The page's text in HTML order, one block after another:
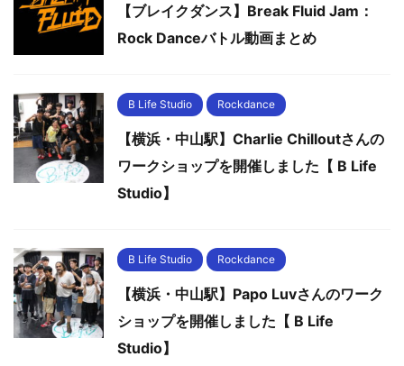
【ブレイクダンス】Break Fluid Jam：
Rock Danceバトル動画まとめ
B Life Studio Rockdance
【横浜・中山駅】Charlie Chilloutさんの
ワークショップを開催しました【 B Life
Studio】
B Life Studio Rockdance
【横浜・中山駅】Papo Luvさんのワーク
ショップを開催しました【 B Life
Studio】